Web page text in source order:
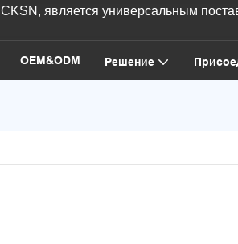
является универсальным
OEM&ODM Решение